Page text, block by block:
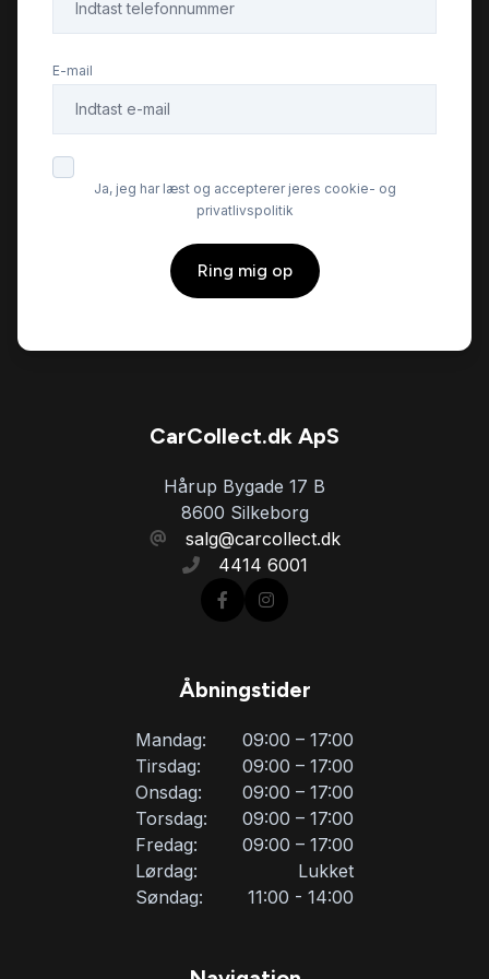
Fartpilot
Fjernbetjent centrallås
Fuld LED forlygter
Fuldautomatisk klimaanlæg
Højdejusterbare forsæder
Navigation
Parkeringssensor bagved
E-mail
Ja, jeg har læst og accepterer jeres cookie- og
privatlivspolitik
Ring mig op
CarCollect.dk ApS
Hårup Bygade 17 B
8600 Silkeborg
salg@carcollect.dk
4414 6001
Åbningstider
Mandag:
09:00 – 17:00
Tirsdag:
09:00 – 17:00
Onsdag:
09:00 – 17:00
Torsdag:
09:00 – 17:00
Fredag:
09:00 – 17:00
Lørdag:
Lukket
Søndag:
11:00 - 14:00